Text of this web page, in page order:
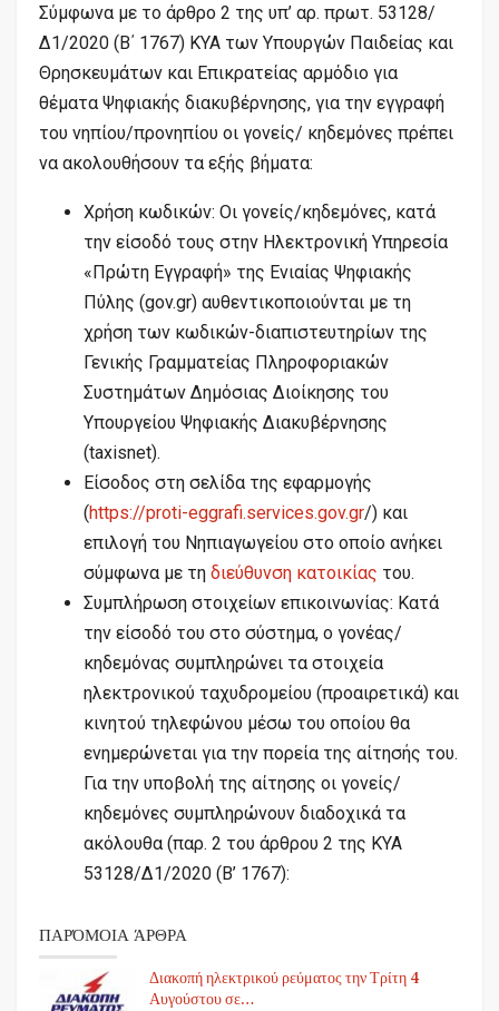
Σύμφωνα με το άρθρο 2 της υπ’ αρ. πρωτ. 53128/
Δ1/2020 (Β΄ 1767) ΚΥΑ των Υπουργών Παιδείας και
Θρησκευμάτων και Επικρατείας αρμόδιο για
θέματα Ψηφιακής διακυβέρνησης, για την εγγραφή
του νηπίου/προνηπίου οι γονείς/ κηδεμόνες πρέπει
να ακολουθήσουν τα εξής βήματα:
Χρήση κωδικών: Οι γονείς/κηδεμόνες, κατά
την είσοδό τους στην Ηλεκτρονική Υπηρεσία
«Πρώτη Εγγραφή» της Ενιαίας Ψηφιακής
Πύλης (gov.gr) αυθεντικοποιούνται με τη
χρήση των κωδικών-διαπιστευτηρίων της
Γενικής Γραμματείας Πληροφοριακών
Συστημάτων Δημόσιας Διοίκησης του
Υπουργείου Ψηφιακής Διακυβέρνησης
(taxisnet).
Είσοδος στη σελίδα της εφαρμογής
(https://proti-eggrafi.services.gov.gr/) και
επιλογή του Νηπιαγωγείου στο οποίο ανήκει
σύμφωνα με τη διεύθυνση κατοικίας του.
Συμπλήρωση στοιχείων επικοινωνίας: Κατά
την είσοδό του στο σύστημα, ο γονέας/
κηδεμόνας συμπληρώνει τα στοιχεία
ηλεκτρονικού ταχυδρομείου (προαιρετικά) και
κινητού τηλεφώνου μέσω του οποίου θα
ενημερώνεται για την πορεία της αίτησής του.
Για την υποβολή της αίτησης οι γονείς/
κηδεμόνες συμπληρώνουν διαδοχικά τα
ακόλουθα (παρ. 2 του άρθρου 2 της ΚΥΑ
53128/Δ1/2020 (Β’ 1767):
ΠΑΡΌΜΟΙΑ ΆΡΘΡΑ
Διακοπή ηλεκτρικού ρεύματος την Τρίτη 4
Αυγούστου σε…